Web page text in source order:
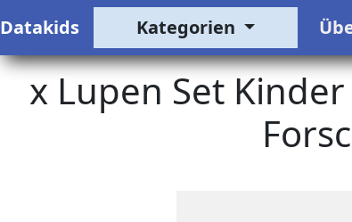
Datakids Kategorien
x Lupen Set